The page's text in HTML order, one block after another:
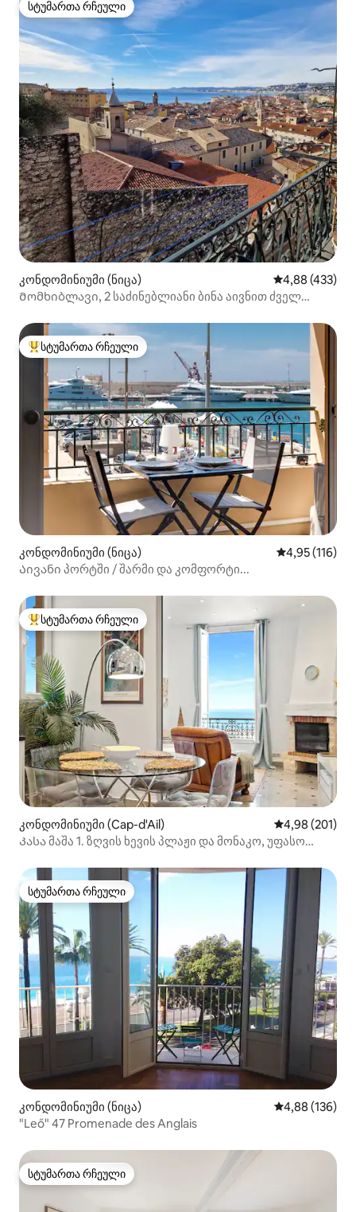
სტუმართა რჩეული
სტუმართა რჩეული
კონდომინიუმი (ნიცა) საშუალო
4,88 (433)
Მომხიბლავი, 2 საძინებლიანი ბინა აივნით ძველ
სტუმართა რჩეული მოწინავე ვარიანტი
სტუმართა რჩეული
კონდომინიუმი (ნიცა) საშუალო
4,95 (116)
Აივანი პორტში / შარმი და კომფორტი...
სტუმართა რჩეული მოწინავე ვარიანტი
სტუმართა რჩეული
კონდომინიუმი (Cap-d'Ail) საშუალო
4,98 (201)
Კასა მაშა 1. ზღვის ხევის პლაჟი და მონაკო, უფასო
სტუმართა რჩეული
სტუმართა რჩეული
კონდომინიუმი (ნიცა) საშუალო
4,88 (136)
"Leő" 47 Promenade des Anglais
სტუმართა რჩეული
სტუმართა რჩეული